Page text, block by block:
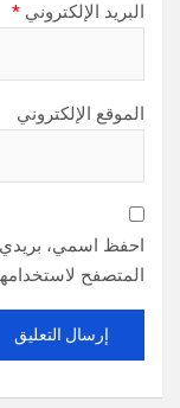
البريد الإلكتروني *
الموقع الإلكتروني
احفظ اسمي، بريدي
المتصفح